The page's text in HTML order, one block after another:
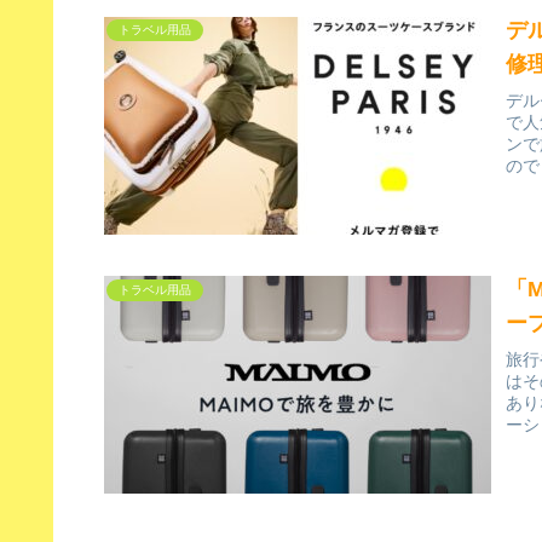
トラベル用品
デ
修
デ
で
ン
の
トラベル用品
ー
旅
は
あ
ー